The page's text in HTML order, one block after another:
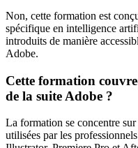
Non, cette formation est
spécifique en intelligence
introduits de manière
Adobe.
Cette formation
de la suite Adobe ?
La formation se concentre
utilisées par les